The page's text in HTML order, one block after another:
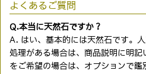
よくあるご質問
Q.本当に天然石ですか？
A. はい、基本的には天然石です。
処理がある場合は、商品説明に明記
をご希望の場合は、オプションで